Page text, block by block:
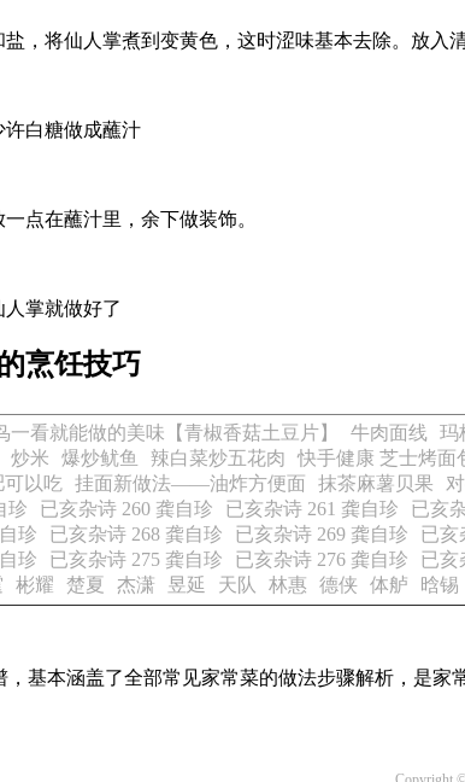
，将仙人掌煮到变黄色，这时涩味基本去除。放入
白糖做成蘸汁
点在蘸汁里，余下做装饰。
掌就做好了
烹饪技巧
一看就能做的美味【青椒香菇土豆片】 牛肉面线 玛
炒米 爆炒鱿鱼 辣白菜炒五花肉 快手健康 芝士烤面
可以吃 挂面新做法——油炸方便面 抹茶麻薯贝果
珍
已亥杂诗 260 龚自珍 已亥杂诗 261 龚自珍 已亥
珍
已亥杂诗 268 龚自珍 已亥杂诗 269 龚自珍 已亥
珍
已亥杂诗 275 龚自珍 已亥杂诗 276 龚自珍 已亥
彬耀 楚夏 杰潇 昱延 天队 林惠 德侠 体舻 晗锡
，基本涵盖了全部常见家常菜的做法步骤解析，是家